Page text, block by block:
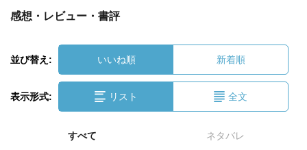
感想・レビュー・書評
並び替え: いいね順 新着順
表示形式: リスト 全文
すべて ネタバレ